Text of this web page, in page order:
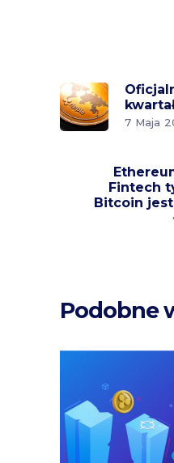
7 Maja
Fintech
Bitcoin jest
Podobne